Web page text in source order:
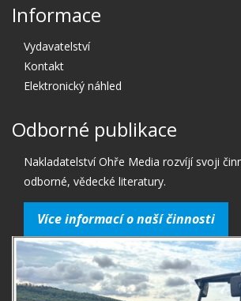
Informace
Vydavatelství
Kontakt
Elektronický náhled
Odborné publikace
Nakladatelství Ohře Media rozvíjí svoji
odborné, vědecké literatury.
Více informací o naší činnosti